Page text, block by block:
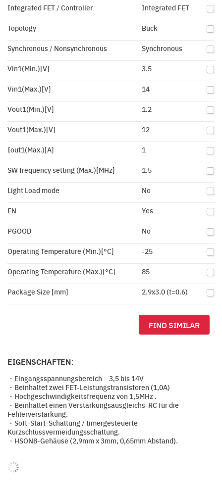
Integrated FET / Controller Integrated FET
Topology Buck
Synchronous / Nonsynchronous Synchronous
Vin1(Min.)[V] 3.5
Vin1(Max.)[V] 14
Vout1(Min.)[V] 1.2
Vout1(Max.)[V] 12
Iout1(Max.)[A] 1
SW frequency setting (Max.)[MHz] 1.5
Light Load mode No
EN Yes
PGOOD No
Operating Temperature (Min.)[°C] -25
Operating Temperature (Max.)[°C] 85
Package Size [mm] 2.9x3.0 (t=0.6)
FIND SIMILAR
EIGENSCHAFTEN:
・Eingangsspannungsbereich 3,5 bis 14V
・Beinhaltet zwei FET-Leistungstransistoren (1,0A)
・Hochgeschwindigkeitsfrequenz von 1,5MHz .
・Beinhaltet einen Verstärkungsausgleichs-RC für die
Fehlerverstärkung.
・Soft-Start-Schaltung / timergesteuerte
Kurzschlussvermeidungsschaltung.
・HSON8-Gehäuse (2,9mm x 3mm, 0,65mm Abstand).